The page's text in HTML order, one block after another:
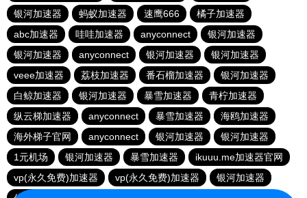
银河加速器
蚂蚁加速器 速鹰666
橘子加速器
abc加速器
哇哇加速器 anyconnect
银河加速器
银河加速器
anyconnect 银河加速器
银河加速器
veee加速器
荔枝加速器 番石榴加速器
银河加速器
白鲸加速器
银河加速器 暴雪加速器
青柠加速器
纵云梯加速器
anyconnect 暴雪加速器
海鸥加速器
海外梯子官网
anyconnect 银河加速器
银河加速器
1元机场
银河加速器 暴雪加速器
ikuuu.me加速器官网
vp(永久免费)加速器
vp(永久免费)加速器
银河加速器